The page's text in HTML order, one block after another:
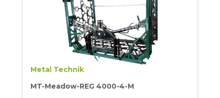
Metal Technik
MT-Meadow-REG 4000-4-M